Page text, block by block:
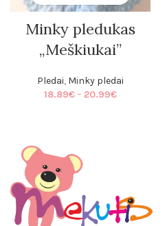
Minky pledukas
„Meškiukai”
Pledai, Minky pledai
18.89€– 20.99€Price